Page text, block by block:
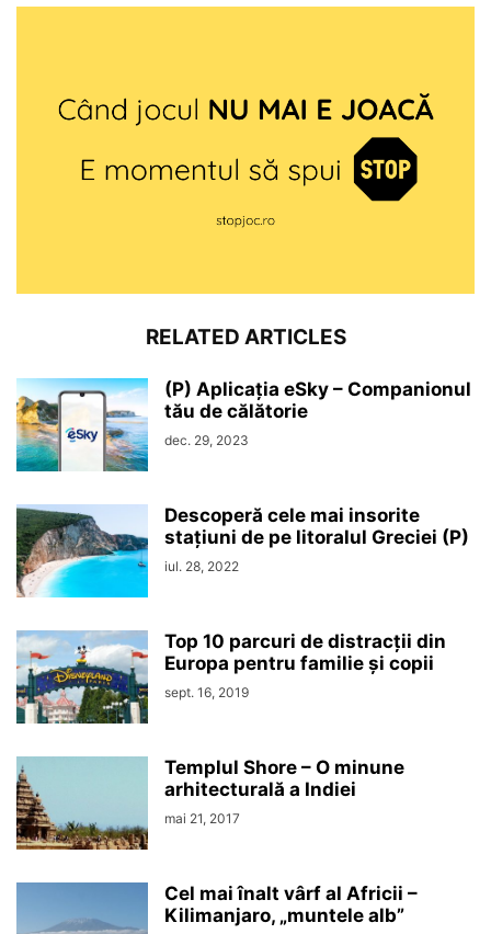
RELATED ARTICLES
(P) Aplicația eSky – Companionul
tău de călătorie
dec. 29, 2023
Descoperă cele mai insorite
stațiuni de pe litoralul Greciei (P)
iul. 28, 2022
Top 10 parcuri de distracții din
Europa pentru familie și copii
sept. 16, 2019
Templul Shore – O minune
arhitecturală a Indiei
mai 21, 2017
Cel mai înalt vârf al Africii –
Kilimanjaro, „muntele alb”